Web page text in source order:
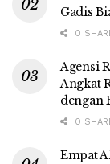
Gadis
0
Agensi
Angkat
dengan
0
Empat